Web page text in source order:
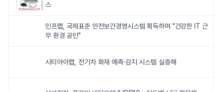
스
인프랩, 국제표준 안전보건경영시스템 획득하며 "건강한 IT 근
무 환경 공인"
시티아이랩, 전기차 화재 예측·감지 시스템 실증해